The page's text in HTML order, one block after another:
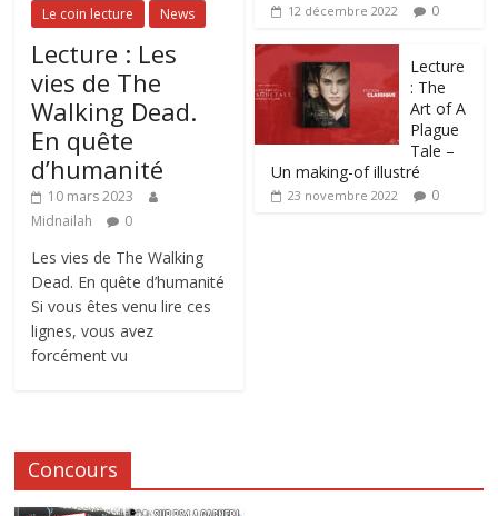
Le coin lecture News
Lecture : Les
vies de The
Walking Dead.
En quête
d’humanité
10 mars 2023
Midnailah
0
Les vies de The Walking
Dead. En quête d’humanité
Si vous êtes venu lire ces
lignes, vous avez
forcément vu
12 décembre 2022 0
Lecture
: The
Art of A
Plague
Tale –
Un making-of illustré
23 novembre 2022 0
Concours